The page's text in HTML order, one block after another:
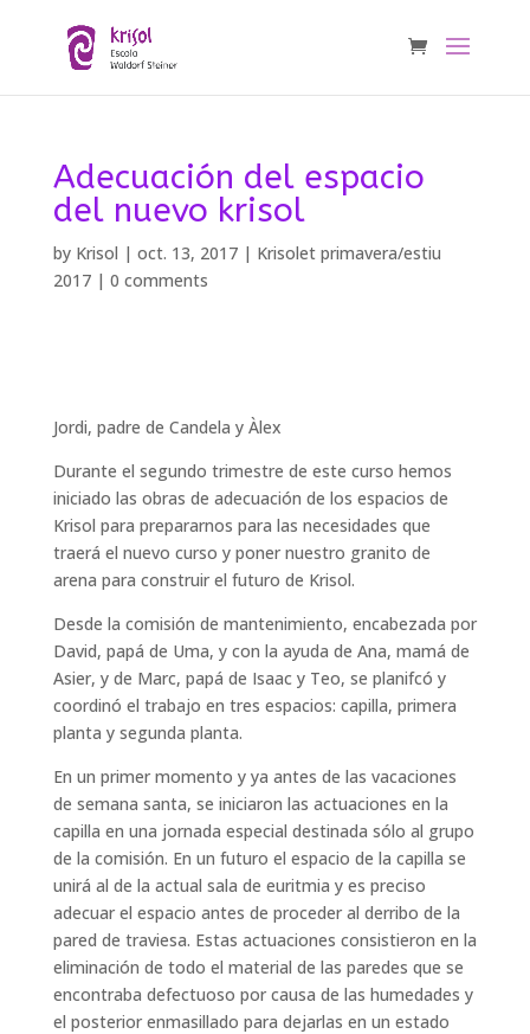
Adecuación del espacio
del nuevo krisol
by Krisol | oct. 13, 2017| Krisolet primavera/estiu
2017| 0 comments
Jordi, padre de Candela y Àlex
Durante el segundo trimestre de este curso hemos
iniciado las obras de adecuación de los espacios de
Krisol para prepararnos para las necesidades que
traerá el nuevo curso y poner nuestro granito de
arena para construir el futuro de Krisol.
Desde la comisión de mantenimiento, encabezada por
David, papá de Uma, y con la ayuda de Ana, mamá de
Asier, y de Marc, papá de Isaac y Teo, se planifcó y
coordinó el trabajo en tres espacios: capilla, primera
planta y segunda planta.
En un primer momento y ya antes de las vacaciones
de semana santa, se iniciaron las actuaciones en la
capilla en una jornada especial destinada sólo al grupo
de la comisión. En un futuro el espacio de la capilla se
unirá al de la actual sala de euritmia y es preciso
adecuar el espacio antes de proceder al derribo de la
pared de traviesa. Estas actuaciones consistieron en la
eliminación de todo el material de las paredes que se
encontraba defectuoso por causa de las humedades y
el posterior enmasillado para dejarlas en un estado